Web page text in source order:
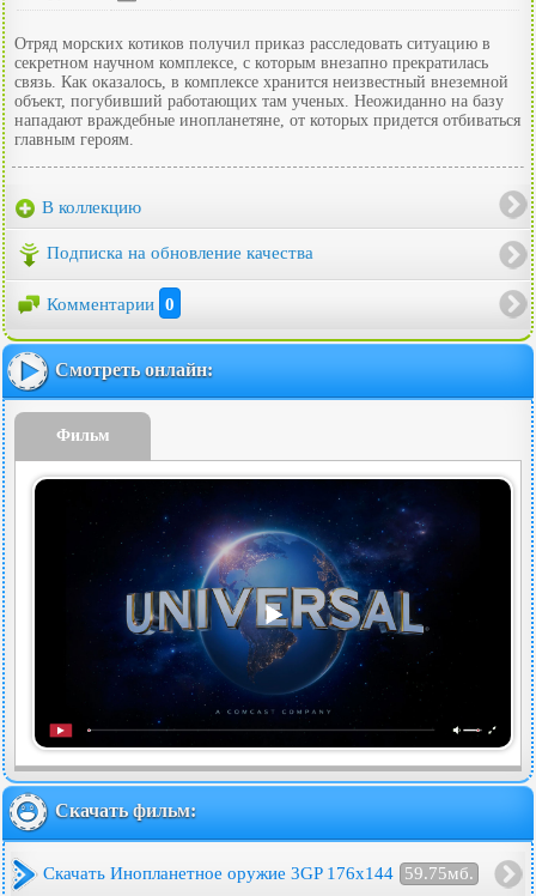
Отряд морских котиков получил приказ расследовать ситуацию в
секретном научном комплексе, с которым внезапно прекратилась
связь. Как оказалось, в комплексе хранится неизвестный внеземной
объект, погубивший работающих там ученых. Неожиданно на базу
нападают враждебные инопланетяне, от которых придется отбиваться
главным героям.
В коллекцию
Подписка на обновление качества
Комментарии 0
Смотреть онлайн:
Фильм
Скачать фильм:
Скачать Инопланетное оружие 3GP 176x144 59.75мб.